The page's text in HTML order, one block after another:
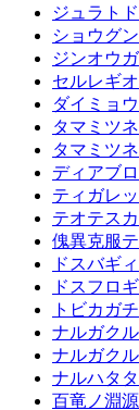
ジュラト
ショウグ
ジンオウガ
セルレギ
ダイミョ
タマミツネ
タマミツ
ディアブ
ティガレ
テオテス
傀異克服
ドスバギィ
ドスフロ
トビカガチ
ナルガク
ナルガク
ナルハタ
百竜ノ淵